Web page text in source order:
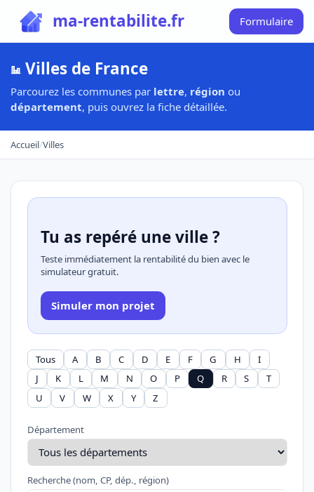
ma-rentabilite.fr Formulaire
Villes de France
Parcourez les communes par lettre, région ou
département, puis ouvrez la fiche détaillée.
Accueil/Villes
Tu as repéré une ville ?
Teste immédiatement la rentabilité du bien avec le
simulateur gratuit.
Simuler mon projet
Tous A B C D E F G H
I
J
K L M N O P Q R S
T
U
V W X Y Z
Département
Recherche (nom, CP, dép., région)